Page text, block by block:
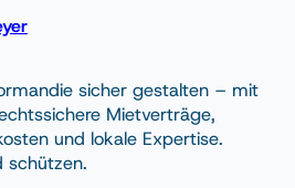
sicher gestalten – mit
Mietverträge,
und lokale Expertise.
schützen.